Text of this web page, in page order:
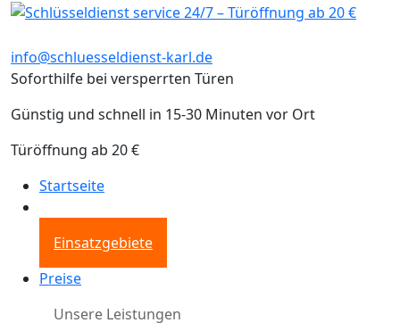
info@schluesseldienst-karl.de
Soforthilfe bei versperrten Türen
Günstig und schnell in 15-30 Minuten vor Ort
Türöffnung ab 20 €
Startseite
Einsatzgebiete
Preise
Unsere Leistungen